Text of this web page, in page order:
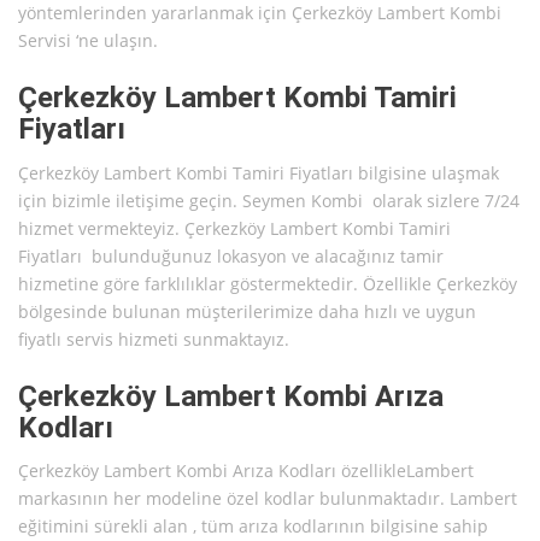
yöntemlerinden yararlanmak için Çerkezköy Lambert Kombi
Servisi ‘ne ulaşın.
Çerkezköy Lambert Kombi Tamiri
Fiyatları
Çerkezköy Lambert Kombi Tamiri Fiyatları bilgisine ulaşmak
için bizimle iletişime geçin. Seymen Kombi olarak sizlere 7/24
hizmet vermekteyiz. Çerkezköy Lambert Kombi Tamiri
Fiyatları bulunduğunuz lokasyon ve alacağınız tamir
hizmetine göre farklılıklar göstermektedir. Özellikle Çerkezköy
bölgesinde bulunan müşterilerimize daha hızlı ve uygun
fiyatlı servis hizmeti sunmaktayız.
Çerkezköy Lambert Kombi Arıza
Kodları
Çerkezköy Lambert Kombi Arıza Kodları özellikleLambert
markasının her modeline özel kodlar bulunmaktadır. Lambert
eğitimini sürekli alan , tüm arıza kodlarının bilgisine sahip